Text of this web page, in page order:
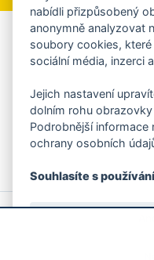
Aplikace
Chcete dostávat do
ankety, pozvánky
Více
© 2026 Magistrát města Zlína
nabídli přizpůsobený
anonymně analyzovat
soubory cookies,
sociální média, inzerci
Jejich nastavení
dolním rohu
Podrobnější informace
ochrany osobních
Souhlasíte s